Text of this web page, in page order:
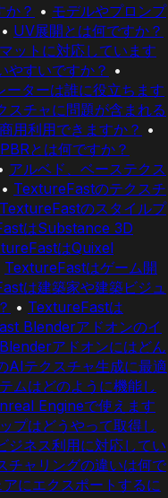
？ • モデルやプロンプ
• UV展開とは何ですか？
ットに対応しています
すいですか？ •
ターは誰に役立ちます
チャに問題が含まれる
用利用できますか？ •
PBRとは何ですか？
アルベド、ベーステクス
• TextureFastのテクスチ
TextureFastのスタイルプ
はSubstance 3D
はQuixel
TextureFastはゲーム開
は建築家や建築ビジュ
• TextureFastは
Blenderアドオンのイ
アドオンにはどん
AIテクスチャ生成に最適
ムはどのように機能し
Engineで使えます
プはどうやって取得し
ネス利用に対応してい
チャリングの違いは何で
にエクスポートするに